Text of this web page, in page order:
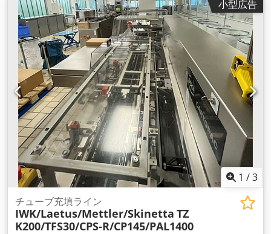
す。プラスチック、アルミニウム、またはコーティングされた
複合材料で作られ た既製のチューブ（蓋付き）に適していま
す。印刷マーキングに基づいたチューブの供給、位置合わせ
（トラフ内での回転）、およびチューブの 充填と密封が完全に
自動で行われます。充填する前に、汚染を防ぐためにチューブ
を空気で洗い流します。チューブなしでは充填できない機能も
標準機能です。水冷システム、バッチ/日付プリンター、空気圧
ピストンポンプとレベルセンサー付き貯蔵タンクで構成される
投与ユニットが含 まれています。 PLC制御、タッチスクリーン
で操作します。追加料金のオプション: 加熱式保管容器、保管
容器用撹拌機、さまざまなチューブ径用の追加フォーマット セ
ット (トラフ)、外部チューブ供給リフト。 – 仕様: アイドル時
の最大機械サイクル速度: 80 サイクル/分。充填範囲：1〜
400ml;精度: ±0.5%;チューブ径: 10～60mm (チューブ径ごとに
トラフが 1 つ必要)。チューブ長さ：50〜240mm;充填ヘッドの
数：1;保管容器容量：40L;製品と接触する部品は316Lステンレ
ス鋼で作 られています。電圧供給：220/380V、消費電力：
9kW。圧縮空気：0.4～0.6MPa。 Dcedpjv Nldzefx Afmsk 新
小型広告
1 /3
チューブ充填ライン
IWK/Laetus/Mettler/Skinetta TZ
K200/TFS30/CPS-R/CP145/PAL1400